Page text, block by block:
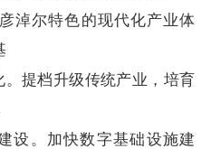
淖尔特色的现代化产业体
。提档升级传统产业，培育
设。加快数字基础设施建